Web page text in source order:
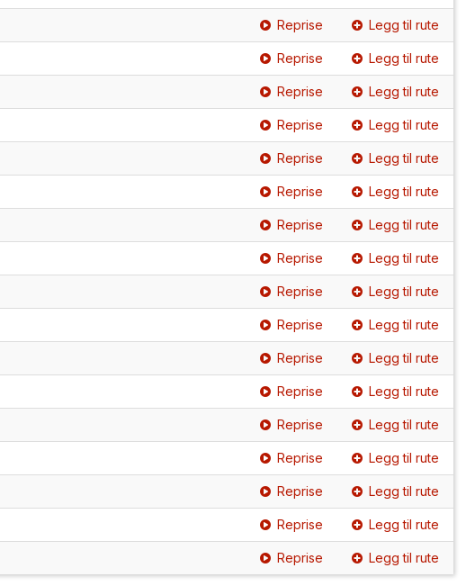
Reprise Legg til rute
Reprise Legg til rute
Reprise Legg til rute
Reprise Legg til rute
Reprise Legg til rute
Reprise Legg til rute
Reprise Legg til rute
Reprise Legg til rute
Reprise Legg til rute
Reprise Legg til rute
Reprise Legg til rute
Reprise Legg til rute
Reprise Legg til rute
Reprise Legg til rute
Reprise Legg til rute
Reprise Legg til rute
Reprise Legg til rute